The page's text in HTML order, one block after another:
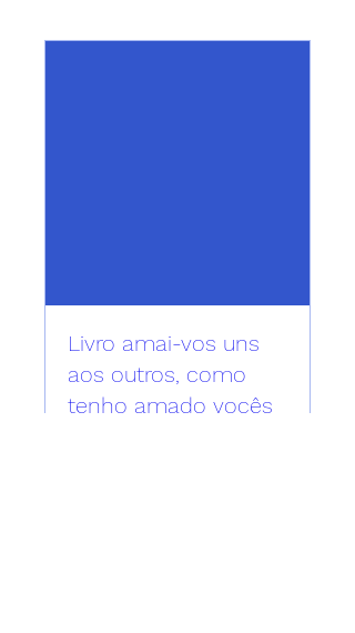
Livro amai-vos uns
aos outros, como
tenho amado vocês